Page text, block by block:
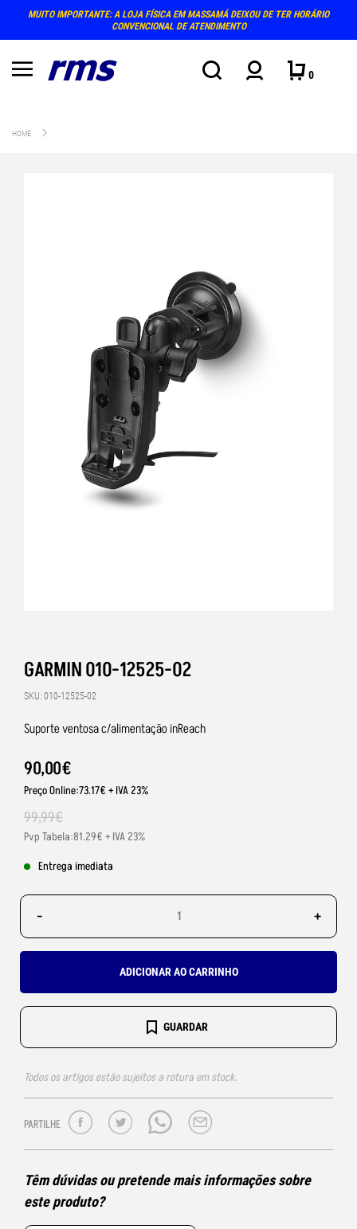
MUITO IMPORTANTE: A LOJA FÍSICA EM MASSAMÁ DEIXOU DE TER HORÁRIO
CONVENCIONAL DE ATENDIMENTO
0
HOME
GARMIN 010-12525-02
SKU: 010-12525-02
Suporte ventosa c/alimentação inReach
90,00€
Preço Online:73.17€ + IVA 23%
99,99€
Pvp Tabela:81.29€ + IVA 23%
Entrega imediata
- +
ADICIONAR AO CARRINHO
GUARDAR
Todos os artigos estão sujeitos a rotura em stock.
PARTILHE
Têm dúvidas ou pretende mais informações sobre
este produto?